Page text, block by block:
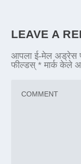
LEAVE A
आपला ई-मेल अड्रेस
फील्डस्* मार्क केले